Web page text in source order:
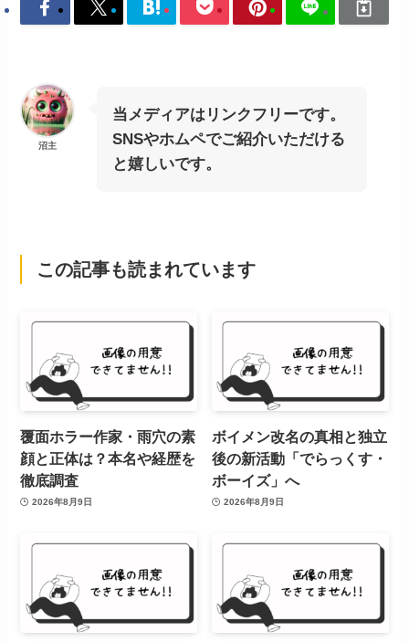
沼主
当メディアはリンクフリーです。
SNSやホムペでご紹介いただける
と嬉しいです。
この記事も読まれています
覆面ホラー作家・雨穴の素
顔と正体は？本名や経歴を
徹底調査
2026年8月9日
ボイメン改名の真相と独立
後の新活動「でらっくす・
ボーイズ」へ
2026年8月9日